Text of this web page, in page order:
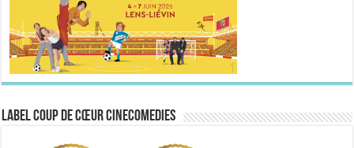
Label Coup de Cœur CineComedies